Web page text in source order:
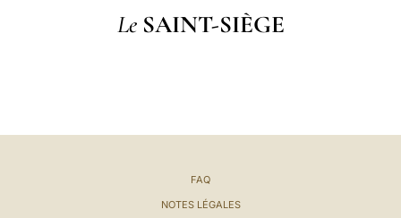
Le SAINT-SIÈGE
FAQ
NOTES LÉGALES